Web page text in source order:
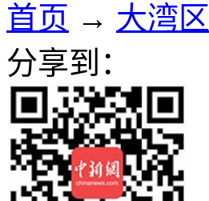
首页 → 大湾区
分享到：